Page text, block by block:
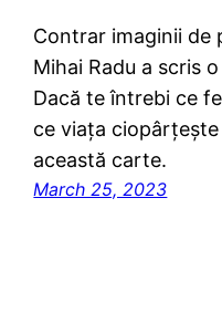
Contrar imaginii de
Mihai Radu a scris
Dacă te întrebi ce
ce viața
această carte.
March 25, 2023